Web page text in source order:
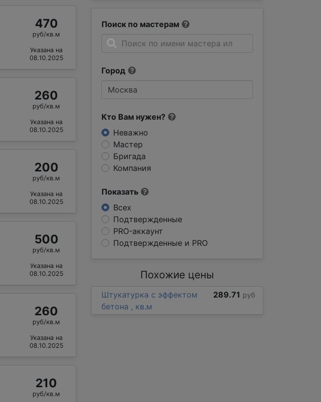
Поиск по мастерам
Город
Кто Вам нужен?
Неважно
Мастер
Бригада
Компания
Показать
Всех
Подтвержденные
PRO-аккаунт
Подтвержденные и PRO
470
руб/кв.м
Указана на
08.10.2025
260
руб/кв.м
Указана на
08.10.2025
200
руб/кв.м
Указана на
08.10.2025
500
руб/кв.м
Указана на
08.10.2025
260
руб/кв.м
Указана на
08.10.2025
210
руб/кв.м
Похожие цены
Штукатурка с эффектом
бетона , кв.м
289.71 руб